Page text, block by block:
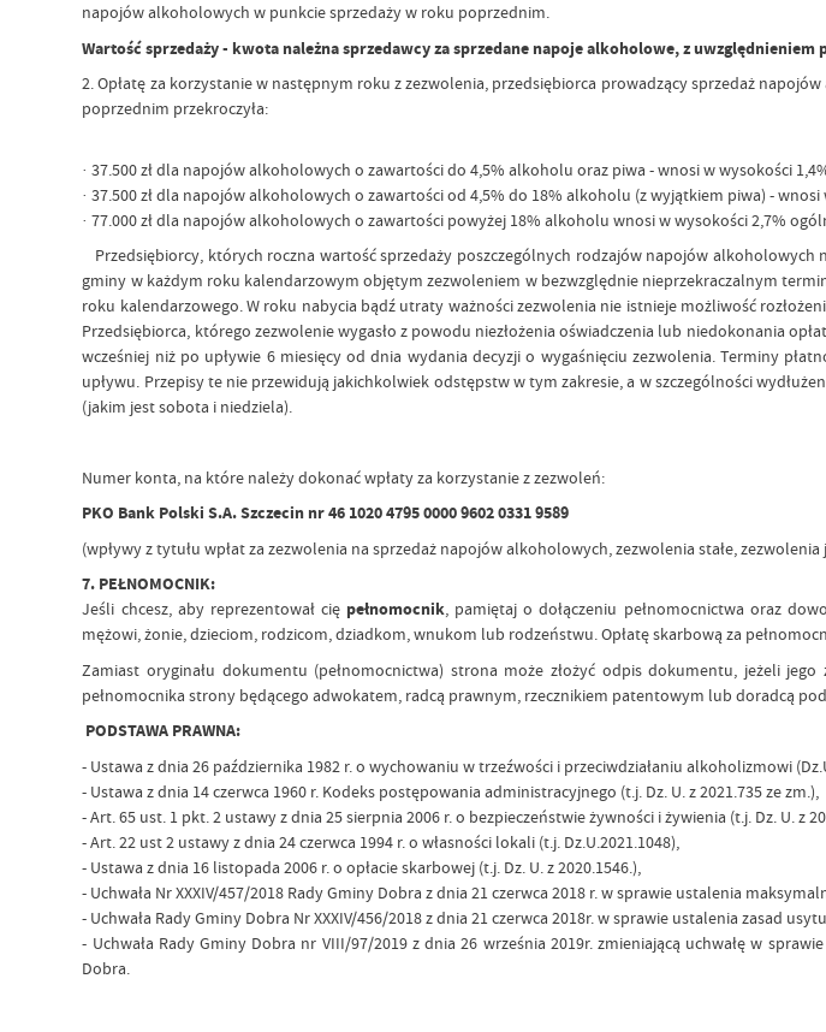
napojów alkoholowych w punkcie sprzedaży w roku poprzednim.
Wartość sprzedaży - kwota należna sprzedawcy za sprzedane napoje alkoholowe, z
2. Opłatę za korzystanie w następnym roku z zezwolenia, przedsiębiorca prowadzący sprzedaż
poprzednim przekroczyła:
· 37.500 zł dla napojów alkoholowych o zawartości do 4,5% alkoholu oraz piwa - wnosi w wysokości
· 37.500 zł dla napojów alkoholowych o zawartości od 4,5% do 18% alkoholu (z wyjątkiem piwa) -
· 77.000 zł dla napojów alkoholowych o zawartości powyżej 18% alkoholu wnosi w wysokości 2,7%
Przedsiębiorcy, których roczna wartość sprzedaży poszczególnych rodzajów napojów alkoholowych
gminy w każdym roku kalendarzowym objętym zezwoleniem w bezwzględnie nieprzekraczalnym
roku kalendarzowego. W roku nabycia bądź utraty ważności zezwolenia nie istnieje możliwość
Przedsiębiorca, którego zezwolenie wygasło z powodu niezłożenia oświadczenia lub niedokonania
wcześniej niż po upływie 6 miesięcy od dnia wydania decyzji o wygaśnięciu zezwolenia. Terminy
upływu. Przepisy te nie przewidują jakichkolwiek odstępstw w tym zakresie, a w szczególności
(jakim jest sobota i niedziela).
Numer konta, na które należy dokonać wpłaty za korzystanie z zezwoleń:
PKO Bank Polski S.A. Szczecin nr 46 1020 4795 0000 9602 0331 9589
(wpływy z tytułu wpłat za zezwolenia na sprzedaż napojów alkoholowych, zezwolenia stałe,
7. PEŁNOMOCNIK:
Jeśli chcesz, aby reprezentował cię pełnomocnik, pamiętaj o dołączeniu pełnomocnictwa oraz
mężowi, żonie, dzieciom, rodzicom, dziadkom, wnukom lub rodzeństwu. Opłatę skarbową za
Zamiast oryginału dokumentu (pełnomocnictwa) strona może złożyć odpis dokumentu, jeżeli
pełnomocnika strony będącego adwokatem, radcą prawnym, rzecznikiem patentowym lub doradcą
PODSTAWA PRAWNA:
- Ustawa z dnia 26 października 1982 r. o wychowaniu w trzeźwości i przeciwdziałaniu alkoholizmowi
- Ustawa z dnia 14 czerwca 1960 r. Kodeks postępowania administracyjnego (t.j. Dz. U. z 2021.735 ze zm.),
- Art. 65 ust. 1 pkt. 2 ustawy z dnia 25 sierpnia 2006 r. o bezpieczeństwie żywności i żywienia (t.j. Dz. U. z
- Art. 22 ust 2 ustawy z dnia 24 czerwca 1994 r. o własności lokali (t.j. Dz.U.2021.1048),
- Ustawa z dnia 16 listopada 2006 r. o opłacie skarbowej (t.j. Dz. U. z 2020.1546.),
- Uchwała Nr XXXIV/457/2018 Rady Gminy Dobra z dnia 21 czerwca 2018 r. w sprawie ustalenia
- Uchwała Rady Gminy Dobra Nr XXXIV/456/2018 z dnia 21 czerwca 2018r. w sprawie ustalenia zasad
- Uchwała Rady Gminy Dobra nr VIII/97/2019 z dnia 26 września 2019r. zmieniającą uchwałę w
Dobra.